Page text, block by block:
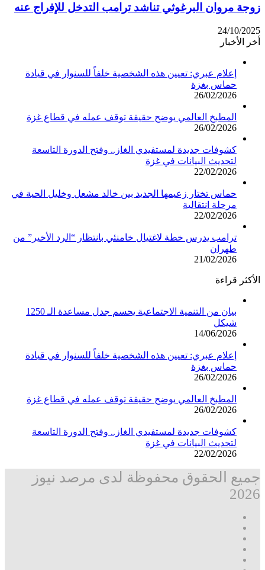
زوجة مروان البرغوثي تناشد ترامب التدخل للإفراج عنه
24/10/2025
أخر الأخبار
إعلام عبري: تعيين هذه الشخصية خلفاً للسنوار في قيادة
حماس بغزة
26/02/2026
المطبخ العالمي يوضح حقيقة توقف عمله في قطاع غزة
26/02/2026
كشوفات جديدة لمستفيدي الغاز.. وفتح الدورة التاسعة
لتحديث البيانات في غزة
22/02/2026
حماس تختار زعيمها الجديد بين خالد مشعل وخليل الحية في
مرحلة انتقالية
22/02/2026
ترامب يدرس خطة لاغتيال خامنئي بانتظار “الرد الأخير” من
طهران
21/02/2026
الأكثر قراءة
بيان من التنمية الاجتماعية يحسم جدل مساعدة الـ 1250
شيكل
14/06/2026
إعلام عبري: تعيين هذه الشخصية خلفاً للسنوار في قيادة
حماس بغزة
26/02/2026
المطبخ العالمي يوضح حقيقة توقف عمله في قطاع غزة
26/02/2026
كشوفات جديدة لمستفيدي الغاز.. وفتح الدورة التاسعة
لتحديث البيانات في غزة
22/02/2026
جميع الحقوق محفوظة لدى مرصد نيوز
2026